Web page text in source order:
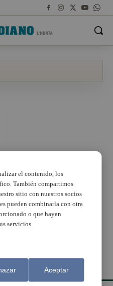
el contenido, los
También compartimos
sitio con nuestros socios
pueden combinarla con otra
o que hayan
servicios.
Aceptar